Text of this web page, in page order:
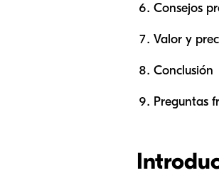
Consejos
Valor y
Conclusión
Preguntas